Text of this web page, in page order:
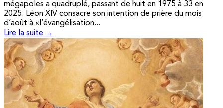
mégapoles a quadruplé, passant de huit en 1975 à 33 en
2025. Léon XIV consacre son intention de prière du mois
d’août à «l’évangélisation...
Lire la suite →